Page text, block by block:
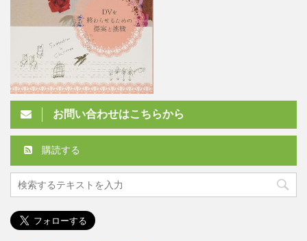
お問い合わせはこちらから
購読する